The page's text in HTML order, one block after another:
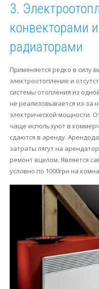
3.
конвекторами
радиаторами
Применяется редко в силу
электроотопление и
системы отопления из
не реализовывается из-за
электрической мощности.
чаще используют в
сдаются в аренду.
затраты лягут на
ремонт вцелом. Является
условно по 1000грн на